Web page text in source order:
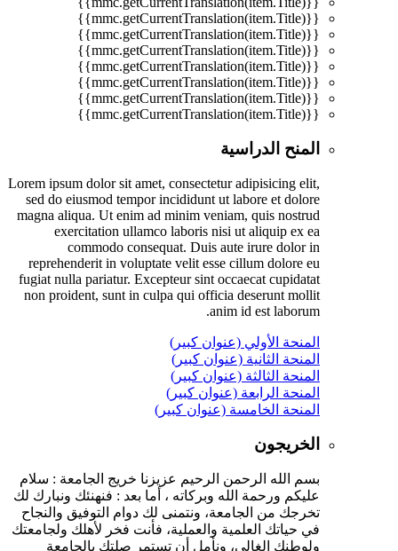
{{mmc.getCurrentTranslation(item.Title)}}
{{mmc.getCurrentTranslation(item.Title)}}
{{mmc.getCurrentTranslation(item.Title)}}
{{mmc.getCurrentTranslation(item.Title)}}
{{mmc.getCurrentTranslation(item.Title)}}
{{mmc.getCurrentTranslation(item.Title)}}
{{mmc.getCurrentTranslation(item.Title)}}
المنح الدراسية
Lorem ipsum dolor sit amet, consectetur adipisicing elit,
sed do eiusmod tempor incididunt ut labore et dolore
magna aliqua. Ut enim ad minim veniam, quis nostrud
exercitation ullamco laboris nisi ut aliquip ex ea
commodo consequat. Duis aute irure dolor in
reprehenderit in voluptate velit esse cillum dolore eu
fugiat nulla pariatur. Excepteur sint occaecat cupidatat
non proident, sunt in culpa qui officia deserunt mollit
anim id est laborum.
المنحة الأولي (عنوان كبير)
المنحة الثانية (عنوان كبير)
المنحة الثالثة (عنوان كبير)
المنحة الرابعة (عنوان كبير)
المنحة الخامسة (عنوان كبير)
الخريجون
بسم الله الرحمن الرحيم عزيزنا خريج الجامعة : سلام
عليكم ورحمة الله وبركاته ، أما بعد : فنهنئك ونبارك لك
تخرجك من الجامعة، ونتمنى لك دوام التوفيق والنجاح
في حياتك العلمية والعملية، فأنت فخر لأهلك ولجامعتك
ولوطنك الغالي، ونأمل أن تستمر صلتك بالجامعة